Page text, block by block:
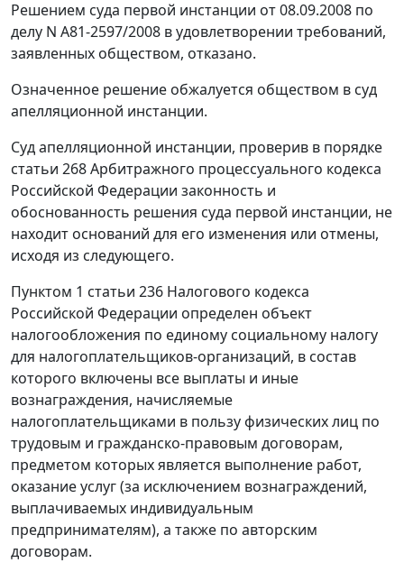
Решением суда первой инстанции от 08.09.2008 по
делу N А81-2597/2008 в удовлетворении требований,
заявленных обществом, отказано.
Означенное решение обжалуется обществом в суд
апелляционной инстанции.
Суд апелляционной инстанции, проверив в порядке
статьи 268Арбитражного процессуального кодекса
Российской Федерации законность и
обоснованность решения суда первой инстанции, не
находит оснований для его изменения или отмены,
исходя из следующего.
Пунктом 1 статьи 236 Налогового кодекса
Российской Федерации определен объект
налогообложения по единому социальному налогу
для налогоплательщиков-организаций, в состав
которого включены все выплаты и иные
вознаграждения, начисляемые
налогоплательщиками в пользу физических лиц по
трудовым и гражданско-правовым договорам,
предметом которых является выполнение работ,
оказание услуг (за исключением вознаграждений,
выплачиваемых индивидуальным
предпринимателям), а также по авторским
договорам.